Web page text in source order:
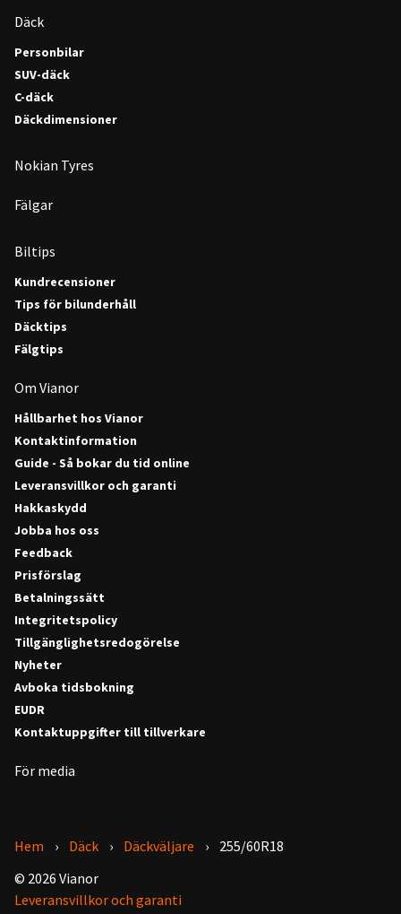
Däck
Personbilar
SUV-däck
C-däck
Däckdimensioner
Nokian Tyres
Fälgar
Biltips
Kundrecensioner
Tips för bilunderhåll
Däcktips
Fälgtips
Om Vianor
Hållbarhet hos Vianor
Kontaktinformation
Guide - Så bokar du tid online
Leveransvillkor och garanti
Hakkaskydd
Jobba hos oss
Feedback
Prisförslag
Betalningssätt
Integritetspolicy
Tillgänglighetsredogörelse
Nyheter
Avboka tidsbokning
EUDR
Kontaktuppgifter till tillverkare
För media
Hem Däck Däckväljare
255/60R18
© 2026 Vianor
Leveransvillkor och garanti